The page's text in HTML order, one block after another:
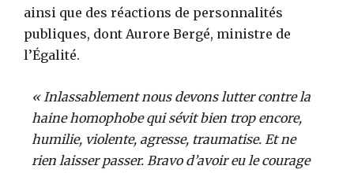
ainsi que des réactions de personnalités
publiques, dont Aurore Bergé, ministre de
l’Égalité.
« Inlassablement nous devons lutter contre la
haine homophobe qui sévit bien trop encore,
humilie, violente, agresse, traumatise. Et ne
rien laisser passer. Bravo d’avoir eu le courage